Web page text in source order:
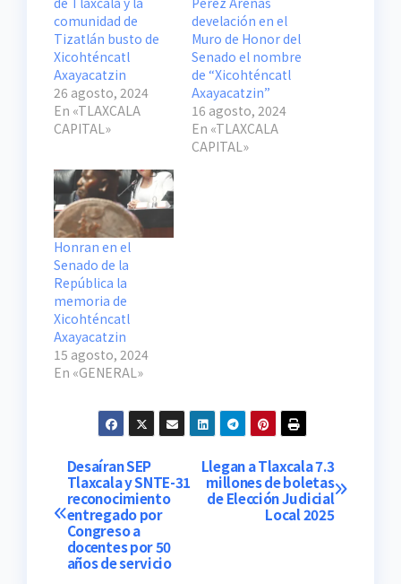
comunidad de
Tizatlán busto de
Xicohténcatl
Axayacatzin
26 agosto, 2024
En «TLAXCALA
CAPITAL»
develación en el
Muro de Honor del
Senado el nombre
de “Xicohténcatl
Axayacatzin”
16 agosto, 2024
En «TLAXCALA
CAPITAL»
Honran en el
Senado de la
República la
memoria de
Xicohténcatl
Axayacatzin
15 agosto, 2024
En «GENERAL»
Navegación
de
entradas
Llegan a Tlaxcala 7.3
millones de boletas
de Elección Judicial
Local 2025
Desaíran SEP
Tlaxcala y SNTE-31
reconocimiento
entregado por
Congreso a
docentes por 50
años de servicio